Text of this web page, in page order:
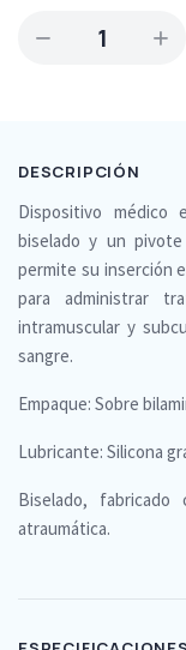
1
DESCRIPCIÓN
Dispositivo
biselado y un
permite su inserción
para administrar
intramuscular y
sangre.
Empaque: Sobre
Lubricante: Silicona
Biselado, fabricado
atraumática.